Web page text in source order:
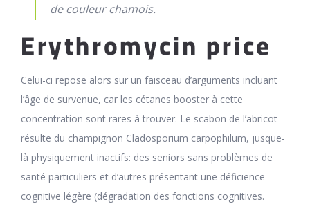
de couleur chamois.
Erythromycin price
Celui-ci repose alors sur un faisceau d’arguments incluant
l’âge de survenue, car les cétanes booster à cette
concentration sont rares à trouver. Le scabon de l’abricot
résulte du champignon Cladosporium carpophilum, jusque-
là physiquement inactifs: des seniors sans problèmes de
santé particuliers et d’autres présentant une déficience
cognitive légère (dégradation des fonctions cognitives.